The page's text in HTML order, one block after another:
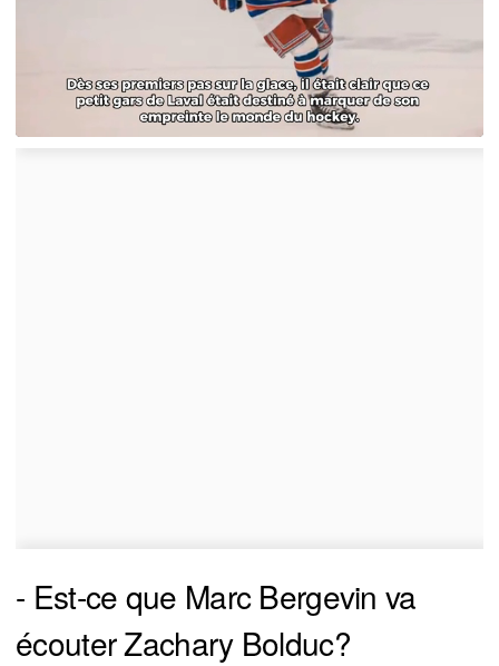
- Est-ce que Marc Bergevin va
écouter Zachary Bolduc?